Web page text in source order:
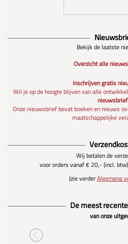
Bekijk de laatste
Overzicht alle
Inschrijven gratis
Wil je op de hoogte blijven van alle
nieuwsbrief
Onze nieuwsbrief bevat boeken en nieuws
maatschappelijke
Wij betalen de
voor orders vanaf € 20,- (incl. btw)
(zie verderAlgemene
De meest
van onze